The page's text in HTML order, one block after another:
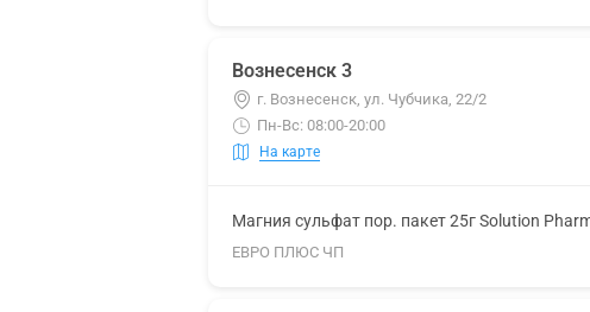
Вознесенск 3
г. Вознесенск, ул. Чубчика, 22/2
Пн-Вс: 08:00-20:00
На карте
Магния сульфат пор. пакет 25г Solution
ЕВРО ПЛЮС ЧП